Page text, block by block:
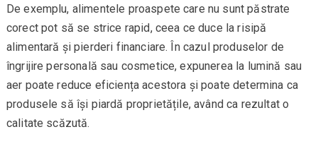
De exemplu, alimentele proaspete care nu sunt păstrate
corect pot să se strice rapid, ceea ce duce la risipă
alimentară și pierderi financiare. În cazul produselor de
îngrijire personală sau cosmetice, expunerea la lumină sau
aer poate reduce eficiența acestora și poate determina ca
produsele să își piardă proprietățile, având ca rezultat o
calitate scăzută.